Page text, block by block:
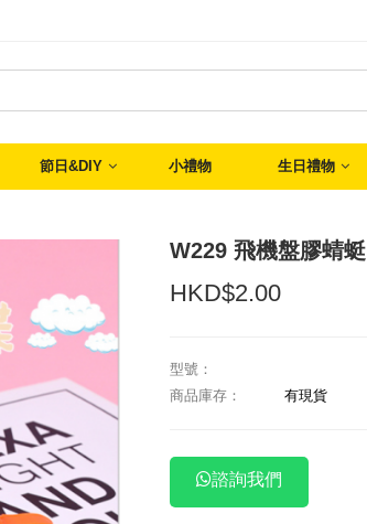
節日&DIY 小禮物 生日禮物
W229 飛機盤膠蜻蜓
HKD$2.00
型號：
商品庫存：
有現貨
諮詢我們